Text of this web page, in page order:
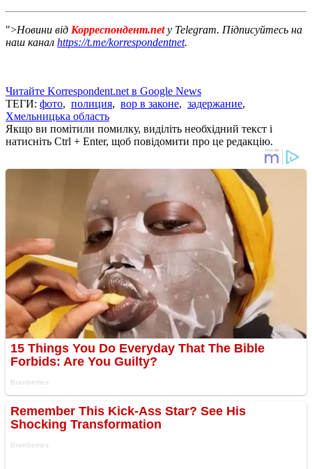
">Новини від Корреспондент.netу Telegram. Підписуйтесь на
наш канал https://t.me/korrespondentnet.
Читайте Korrespondent.net в Google News
ТЕГИ: фото, полиция, вор в законе, задержание,
Хмельницька область
Якщо ви помітили помилку, виділіть необхідний текст і
натисніть Ctrl + Enter, щоб повідомити про це редакцію.